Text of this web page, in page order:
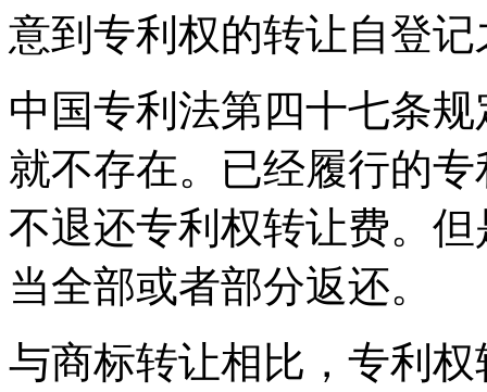
意到专利权的转让自登
中国专利法第四十七条
就不存在。已经履行的
不退还专利权转让费。
当全部或者部分返还。
与商标转让相比，专利